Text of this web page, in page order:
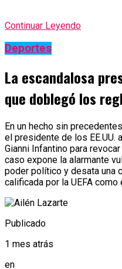
Continuar Leyendo
Deportes
La escandalosa
que doblegó los
En un hecho sin
el presidente de los EE.UU.
Gianni Infantino para
caso expone la alarmante
poder político y desata una
calificada por la UEFA como
Publicado
1 mes atrás
en